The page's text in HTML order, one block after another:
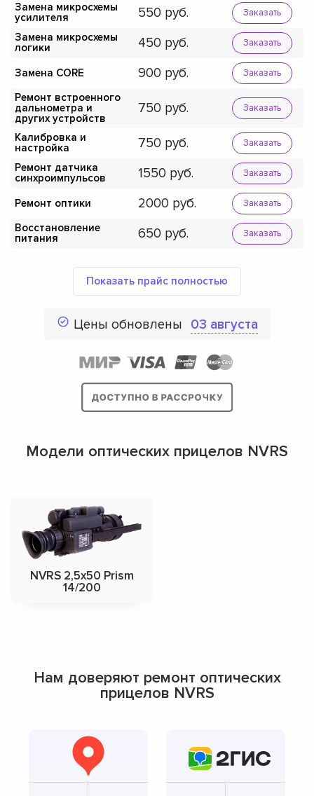
Замена микросхемы
усилителя
550 Заказать
Замена микросхемы
логики
450 Заказать
Замена CORE 900 Заказать
Ремонт встроенного
дальнометра и
других устройств
750 Заказать
Калибровка и
настройка
750 Заказать
Ремонт датчика
синхроимпульсов
1550 Заказать
Ремонт оптики 2000 Заказать
Восстановление
питания
650 Заказать
Показать прайс полностью
Цены обновлены 03 августа
Модели оптических прицелов NVRS
NVRS 2,5х50 Prism
14/200
Нам доверяют ремонт оптических
прицелов NVRS